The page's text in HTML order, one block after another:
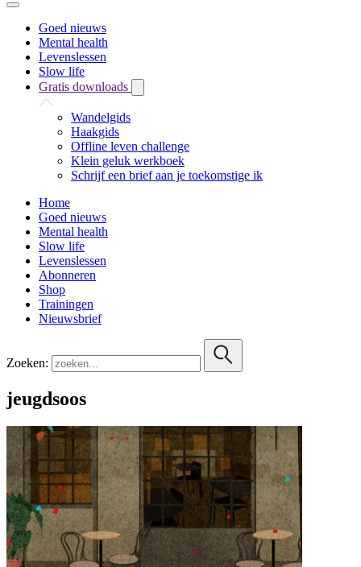
Goed nieuws
Mental health
Levenslessen
Slow life
Gratis downloads
Wandelgids
Haakgids
Offline leven challenge
Klein geluk werkboek
Schrijf een brief aan je toekomstige ik
Home
Goed nieuws
Mental health
Slow life
Levenslessen
Abonneren
Shop
Trainingen
Nieuwsbrief
Zoeken:
jeugdsoos